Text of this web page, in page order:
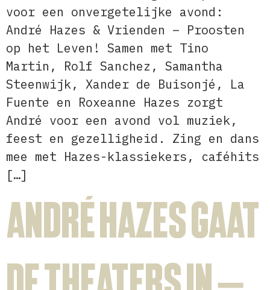
voor een onvergetelijke avond:
André Hazes & Vrienden – Proosten
op het Leven! Samen met Tino
Martin, Rolf Sanchez, Samantha
Steenwijk, Xander de Buisonjé, La
Fuente en Roxeanne Hazes zorgt
André voor een avond vol muziek,
feest en gezelligheid. Zing en dans
mee met Hazes-klassiekers, caféhits
[…]
André Hazes gaat